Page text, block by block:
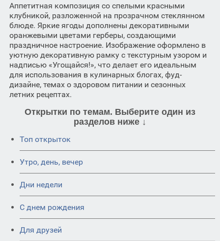
Аппетитная композиция со спелыми красными
клубникой, разложенной на прозрачном стеклянном
блюде. Яркие ягоды дополнены декоративными
оранжевыми цветами герберы, создающими
праздничное настроение. Изображение оформлено в
уютную декоративную рамку с текстурным узором и
надписью «Угощайся!», что делает его идеальным
для использования в кулинарных блогах, фуд-
дизайне, темах о здоровом питании и сезонных
летних рецептах.
Открытки по темам. Выберите один из
разделов ниже ↓
Топ открыток
Утро, день, вечер
Дни недели
C днем рождения
Для друзей